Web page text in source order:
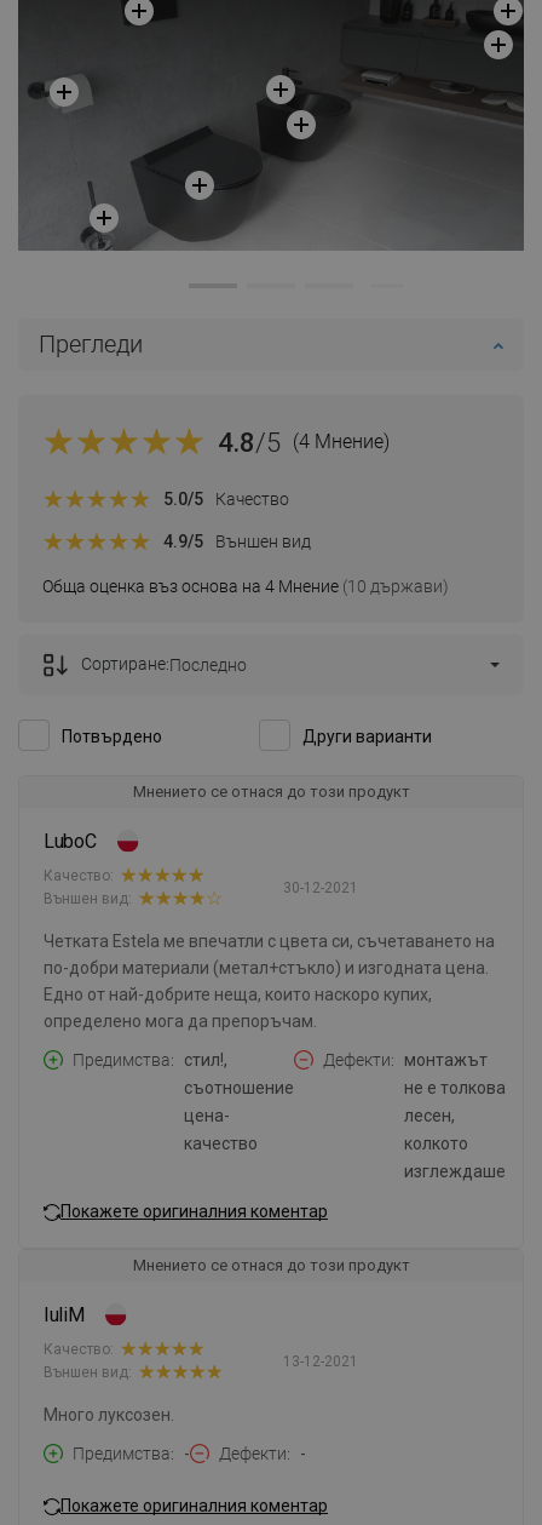
Прегледи
4.8/5 (4 Мнение)
Обща оценка въз основа на 4 Мнение (10 държави)
5.0/5 Качество
4.9/5 Външен вид
Потвърдено Други варианти
Сортиране:Последно
Мнението се отнася до този продукт
LuboC
30-12-2021
Качество:
Външен вид:
Четката Estela ме впечатли с цвета си, съчетаването на
по-добри материали (метал+стъкло) и изгодната цена.
Едно от най-добрите неща, които наскоро купих,
определено мога да препоръчам.
Предимства
стил!,
съотношение
цена-
качество
Дефекти
монтажът
не е толкова
лесен,
колкото
изглеждаше
Покажете оригиналния коментар
Мнението се отнася до този продукт
IuliM
13-12-2021
Качество:
Външен вид:
Много луксозен.
Предимства
- Дефекти -
Покажете оригиналния коментар